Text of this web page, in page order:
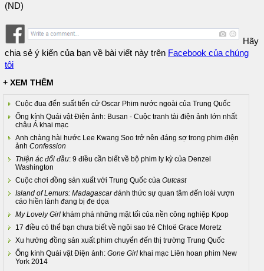
(ND)
Hãy
chia sẻ ý kiến của bạn về bài viết này trên Facebook của chúng
tôi
+ XEM THÊM
Cuộc đua đến suất tiến cử Oscar Phim nước ngoài của Trung Quốc
Ống kính Quái vật Điện ảnh: Busan - Cuộc tranh tài điện ảnh lớn nhất
châu Á khai mạc
Anh chàng hài hước Lee Kwang Soo trở nên đáng sợ trong phim điện
ảnh Confession
Thiện ác đối đầu: 9 điều cần biết về bộ phim ly kỳ của Denzel
Washington
Cuộc chơi đồng sản xuất với Trung Quốc của Outcast
Island of Lemurs: Madagascarđánh thức sự quan tâm đến loài vượn
cáo hiền lành đang bị đe dọa
My Lovely Girl khám phá những mặt tối của nền công nghiệp Kpop
17 điều có thể bạn chưa biết về ngôi sao trẻ Chloë Grace Moretz
Xu hướng đồng sản xuất phim chuyển đến thị trường Trung Quốc
Ống kính Quái vật Điện ảnh: Gone Girl khai mạc Liên hoan phim New
York 2014